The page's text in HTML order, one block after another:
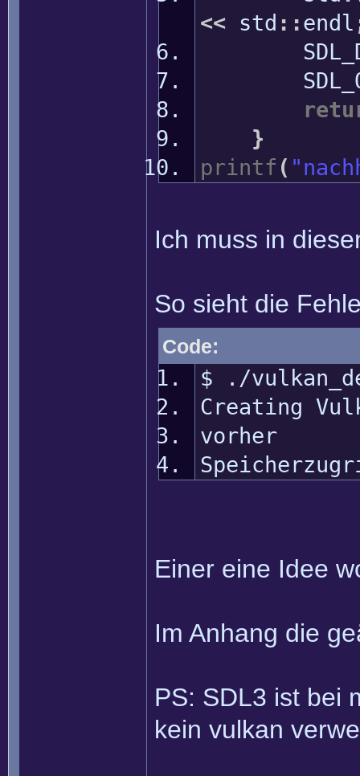
<< std ::endl
}
printf (
Ich muss in
So sieht die
Code:
$ ./
Creating
vorher
Einer eine Idee
Im Anhang die
PS: SDL3 ist bei
kein vulkan